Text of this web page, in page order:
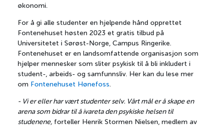
økonomi.
For å gi alle studenter en hjelpende hånd opprettet
Fontenehuset høsten 2023 et gratis tilbud på
Universitetet i Sørøst-Norge, Campus Ringerike.
Fontenehuset er en landsomfattende organisasjon som
hjelper mennesker som sliter psykisk til å bli inkludert i
student-, arbeids- og samfunnsliv. Her kan du lese mer
om Fontenehuset Hønefoss.
- Vi er eller har vært studenter selv. Vårt mål er å skape en
arena som bidrar til å ivareta den psykiske helsen til
studenene, forteller Henrik Stormen Nielsen, medlem av